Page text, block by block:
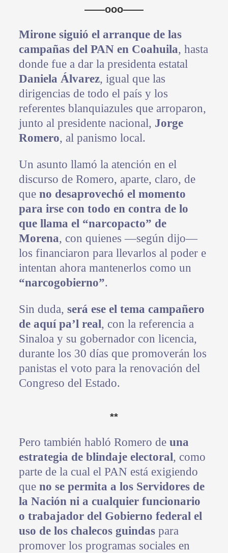
——ooo——
Mirone siguió el arranque de las
campañas del PAN en Coahuila, hasta
donde fue a dar la presidenta estatal
Daniela Álvarez, igual que las
dirigencias de todo el país y los
referentes blanquiazules que arroparon,
junto al presidente nacional, Jorge
Romero, al panismo local.
Un asunto llamó la atención en el
discurso de Romero, aparte, claro, de
que no desaprovechó el momento
para irse con todo en contra de lo
que llama el “narcopacto” de
Morena, con quienes —según dijo—
los financiaron para llevarlos al poder e
intentan ahora mantenerlos como un
“narcogobierno”.
Sin duda, será ese el tema campañero
de aquí pa’l real, con la referencia a
Sinaloa y su gobernador con licencia,
durante los 30 días que promoverán los
panistas el voto para la renovación del
Congreso del Estado.
**
Pero también habló Romero de una
estrategia de blindaje electoral, como
parte de la cual el PAN está exigiendo
que no se permita a los Servidores de
la Nación ni a cualquier funcionario
o trabajador del Gobierno federal el
uso de los chalecos guindaspara
promover los programas sociales en